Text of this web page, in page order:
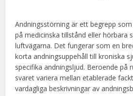
Andningsstörning är ett begrepp
på medicinska tillstånd eller hörbara
luftvägarna. Det fungerar som en
korta andningsuppehåll till kroniska
specifika andningsljud. Beroende på
svaret variera mellan etablerade
vardagliga beskrivningar av